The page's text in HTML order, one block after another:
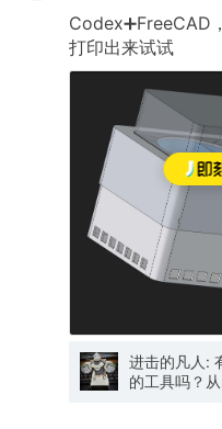
吧，整体交
接口开放了
来，在云服
IoT、真正做
Codex➕FreeCAD
打印出来试试
进击的凡人:
的工具吗？